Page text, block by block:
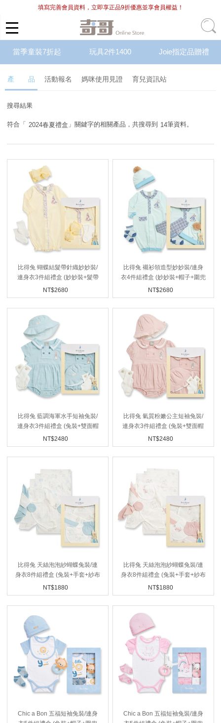
填寫完善會員資料，立即享正品9折優惠並享會員權益！
當季童裝7折起 玩具2件1400 Joie指定品贈禮
產 品 活動報名 媽咪使用見證 育兒資訊站
搜尋結果
符合「 2024春夏禮盒 」關鍵字的相關產品，共搜尋到 14筆資料。
比得兔 蝴蝶結髮帶針織妙妙裝/
連身衣3件組禮盒 (妙妙裝+髮帶
+襪子)
NT$2680
比得兔 襯衫領造型妙妙裝/連身
衣4件組禮盒 (妙妙裝+帽子+圍兜
+襪子)
NT$2680
比得兔 藍調海軍水手短袖兔裝/
連身衣3件組禮盒 (兔裝+雙面帽
子+襪子)
NT$2480
比得兔 氣質粉嫩公主短袖兔裝/
連身衣3件組禮盒 (兔裝+雙面帽
子+襪子)
NT$2480
比得兔 天絲泡泡紗蝴蝶兔裝/連
身衣8件組禮盒 (兔裝+手套+紗布
手帕x2+紗布澡巾x2+紗布口水
巾)
NT$1880
比得兔 天絲泡泡紗蝴蝶兔裝/連
身衣8件組禮盒 (兔裝+手套+紗布
手帕x2+紗布澡巾x2+紗布口水
巾)
NT$1880
Chic a Bon 五福短袖兔裝/連身
Chic a Bon 五福短袖兔裝/連身